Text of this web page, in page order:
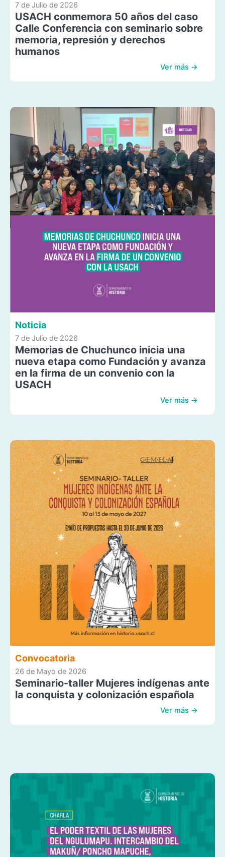
7 de Julio de 2026
USACH conmemora 50 años del caso
Calle Conferencia con seminario sobre
memoria, represión y derechos
humanos
Ver más →
Noticia
7 de Julio de 2026
Memorias de Chuchunco inicia una
nueva etapa como Fundación y avanza
en la firma de un convenio con la
USACH
Ver más →
Convocatoria
26 de Mayo de 2026
Seminario-taller Mujeres indígenas ante
la conquista y colonización española
Ver más →